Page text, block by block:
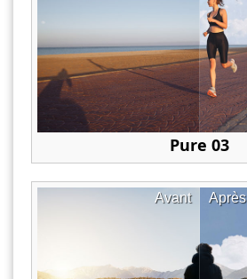
Pure 03
Après
Avant